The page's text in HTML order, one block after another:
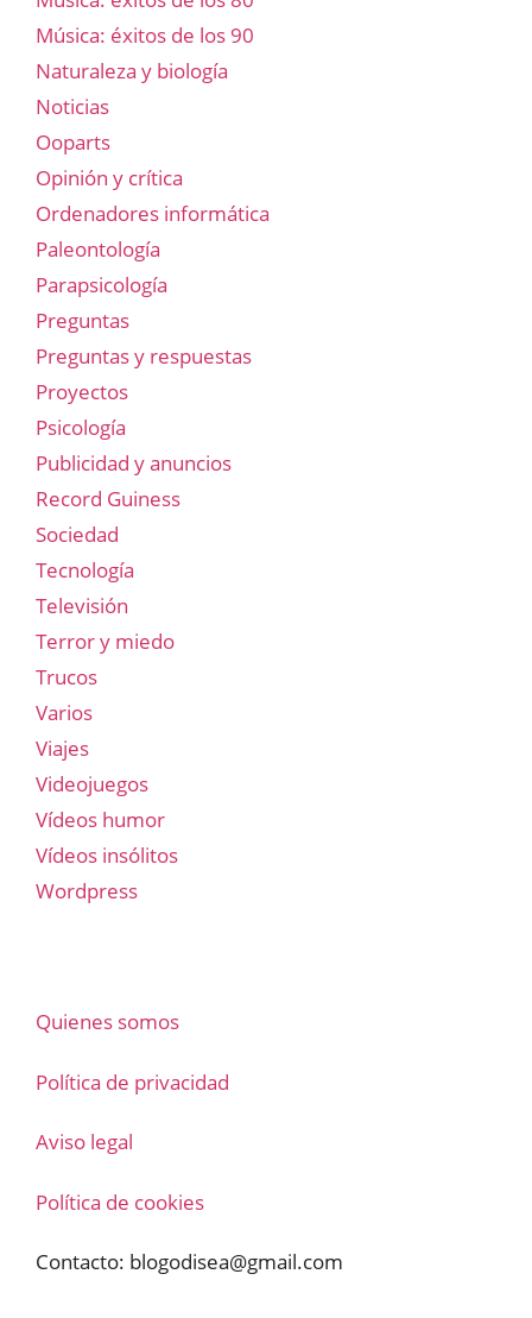
Música: éxitos de los 90
Naturaleza y biología
Noticias
Ooparts
Opinión y crítica
Ordenadores informática
Paleontología
Parapsicología
Preguntas
Preguntas y respuestas
Proyectos
Psicología
Publicidad y anuncios
Record Guiness
Sociedad
Tecnología
Televisión
Terror y miedo
Trucos
Varios
Viajes
Videojuegos
Vídeos humor
Vídeos insólitos
Wordpress
Quienes somos
Política de privacidad
Aviso legal
Política de cookies
Contacto: blogodisea@gmail.com